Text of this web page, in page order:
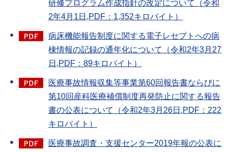
研修プログラム作成指針の改定について（令和
2年4月1日,PDF：1,352キロバイト）
病床機能報告制度に関する電子レセプトへの病
棟情報の記録の通年化について（令和2年3月27
日,PDF：89キロバイト）
医療事故情報収集等事業第60回報告書ならびに
第10回産科医療補償制度再発防止に関する報告
書の公表について（令和2年3月26日,PDF：222
キロバイト）
医療事故調査・支援センター2019年報の公表に